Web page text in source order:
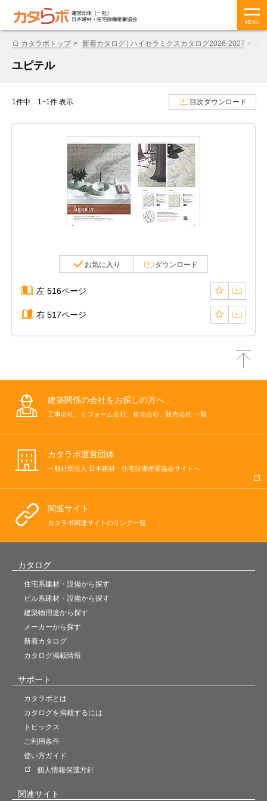
MENU
カタラボトップ 新着カタログ | ハイセラミクスカタログ2026-2027 ユ
ユピテル
1件中 1~1件 表示 目次ダウンロード
お気に入り ダウンロード
左 516ページ
右 517ページ
建築関係の会社をお探しの方へ
工事会社、リフォーム会社、住宅会社、販売会社 一覧
カタラボ運営団体
一般社団法人 日本建材・住宅設備産業協会サイトへ
関連サイト
カタラボ関連サイトのリンク一覧
カタログ
住宅系建材・設備から探す
ビル系建材・設備から探す
建築物用途から探す
メーカーから探す
新着カタログ
カタログ掲載情報
サポート
カタラボとは
カタログを掲載するには
トピックス
ご利用条件
使い方ガイド
個人情報保護方針
関連サイト